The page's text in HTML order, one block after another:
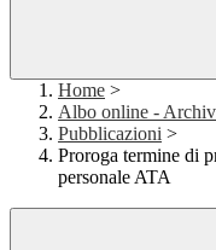
Home >
Albo online -
Pubblicazioni >
Proroga termine di
personale ATA